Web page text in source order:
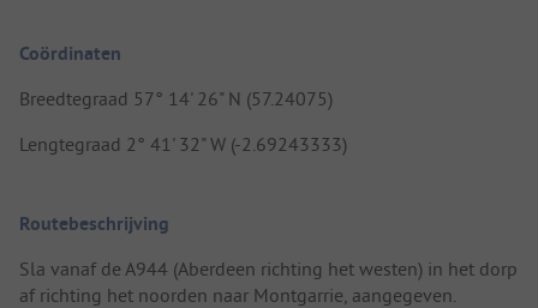
Coördinaten
Breedtegraad 57° 14' 26" N (57.24075)
Lengtegraad 2° 41' 32" W (-2.69243333)
Routebeschrijving
Sla vanaf de A944 (Aberdeen richting het westen) in het dorp
af richting het noorden naar Montgarrie, aangegeven.